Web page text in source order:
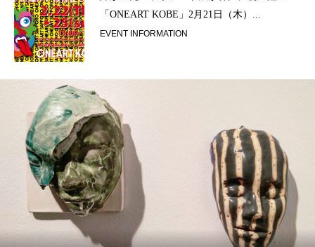
「ONEART KOBE」2月21日（木）...
EVENT INFORMATION